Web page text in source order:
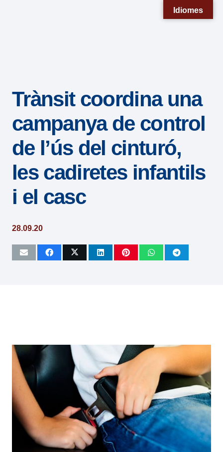
sistema
accesibilidad.
Trànsit coordina una
campanya de control
de l’ús del cinturó,
les cadiretes infantils
i el casc
28.09.20
Idiomes